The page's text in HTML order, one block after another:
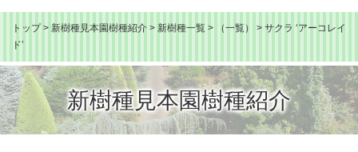
トップ > 新樹種見本園樹種紹介 > 新樹種一覧 > （一覧） > サクラ ‘アーコレイ
ド’
新樹種見本園樹種紹介